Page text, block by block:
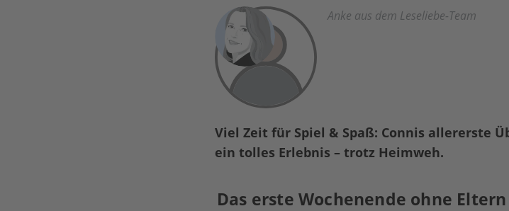
Anke aus dem Leseliebe-Team
Viel Zeit für Spiel & Spaß: Connis allererste
ein tolles Erlebnis – trotz Heimweh.
Das erste Wochenende ohne Eltern